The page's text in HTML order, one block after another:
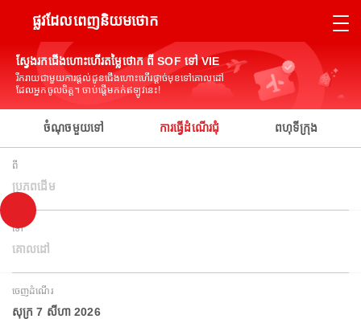
ផ្លូវដែលពេញនិយមថោក
ស្វែងរកជើងហោះហើរតម្លៃថោក ពី SOF ទៅ VIE
រីករាយជាមួយការផ្តល់ជូនជើងហោះហើរផ្តាច់មុខទៅគោលដៅ
ដែលអ្នកចូលចិត្ត។ ចាប់ផ្តើមកក់ឥឡូវនេះ!
ចំណុចមួយទៅ ការធ្វើដំណើរជុំ ពហុទីក្រុង
ពី
ប្រភពដើម
ទៅ
គោលដៅ
ចេញដំណើរ
សុក្រ 7 សីហា 2026